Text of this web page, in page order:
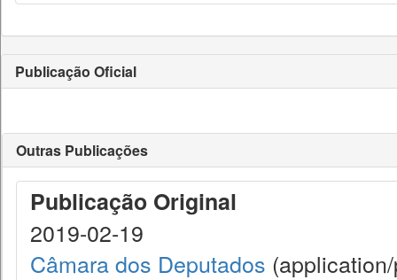
Publicação Oficial
Outras Publicações
Publicação Original
2019-02-19
Câmara dos Deputados